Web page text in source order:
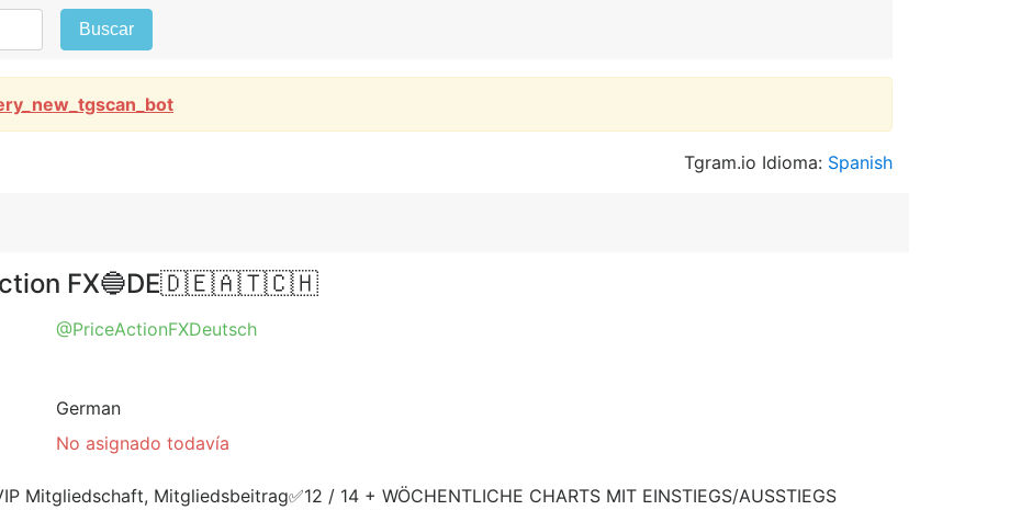
Buscar
Tgram.io Idioma: Spanish
FX🔵DE🇩🇪🇦🇹🇨🇭
@PriceActionFXDeutsch
German
No asignado todavía
Mitgliedschaft, Mitgliedsbeitrag✅12 / 14 + WÖCHENTLICHE CHARTS MIT EINSTIEGS/AUSSTIEGS